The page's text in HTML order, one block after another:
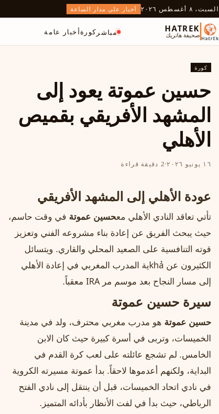
السبت، ٨ أغسطس ٢٠٢٦ أخبار على مدار الساعة
HATREK
صحيفة هاتريك مباشر كورةأخبار عامة
كورة
حسين عموتة يعود إلى
المشهد الأفريقي بقميص
الأهلي
١٦ يونيو ٢٠٢٦ ·2 دقيقة قراءة
عودة الأهلي إلى المشهد الأفريقي
تأتي تعاقد النادي الأهلي معحسين عموتة في وقت حاسم،
حيث يبحث الفريق عن إعادة بناء مشروعه الفني وتعزيز
قوته التنافسية على الصعيد المحلي والقاري. ويتسائل
الكثيرون عن khảية المدرب المغربي في إعادة الأهلي
إلى مسار النجاح بعد موسم مر IRA معقباً.
سيرة حسين عموتة
حسين عموتة هو مدرب مغربي محترف، ولد في مدينة
الخميسات، وتربى في أسرة كبيرة حيث كان الابن
الخامس. لم تشجع عائلته على لعب كرة القدم في
البداية، ولكنهم أعدموها لاحقاً. بدأ عموتة مسيرته الكروية
في نادي اتحاد الخميسات، قبل أن ينتقل إلى نادي الفتح
الرباطي، حيث بدأ في لفت الأنظار بأدائه المتميز.